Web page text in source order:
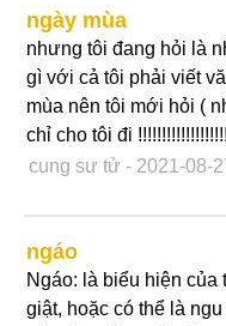
ngày mùa
nhưng tôi đang hỏi là
gì với cả tôi phải viết
mùa nên tôi mới hỏi (
chỉ cho tôi đi
cung sư tử - 2021-08-
ngáo
Ngáo: là biểu hiện của
giật, hoặc có thể là